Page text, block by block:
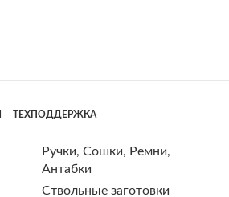
ТЕХПОДДЕРЖКА
Ручки, Сошки, Ремни,
Антабки
Ствольные заготовки